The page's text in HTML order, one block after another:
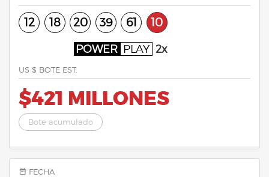
12 18 20 39 61 10
POWER PLAY 2x
US $ BOTE EST.
$421 MILLONES
Bote acumulado
FECHA